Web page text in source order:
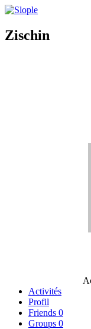
Zischin
Activités
Profil
Friends 0
Groups 0